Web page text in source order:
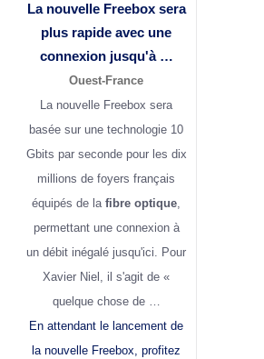
La nouvelle Freebox sera
plus rapide avec une
connexion jusqu'à …
Ouest-France
La nouvelle Freebox sera
basée sur une technologie 10
Gbits par seconde pour les dix
millions de foyers français
équipés de la fibre optique,
permettant une connexion à
un débit inégalé jusqu'ici. Pour
Xavier Niel, il s'agit de «
quelque chose de …
En attendant le lancement de
la nouvelle Freebox, profitez